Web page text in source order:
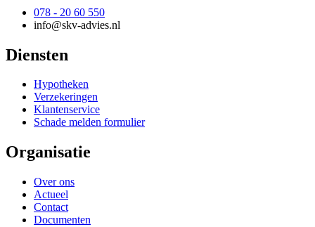
078 - 20 60 550
info@skv-advies.nl
Diensten
Hypotheken
Verzekeringen
Klantenservice
Schade melden formulier
Organisatie
Over ons
Actueel
Contact
Documenten